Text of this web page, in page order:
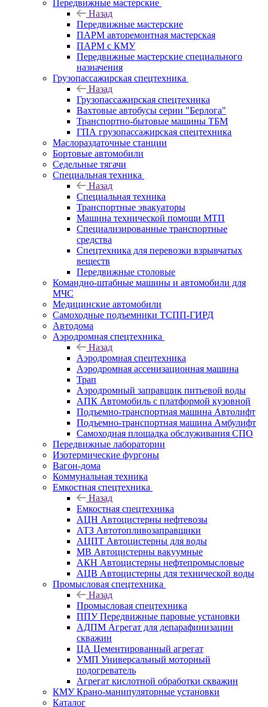
Передвижные мастерские
Назад
Передвижные мастерские
ПАРМ авторемонтная мастерская
ПАРМ с КМУ
Передвижные мастерские специального
назначения
Грузопассажирская спецтехника
Назад
Грузопассажирская спецтехника
Вахтовые автобусы серии "Берлога"
Транспортно-бытовые машины ТБМ
ГПА грузопассажирская спецтехника
Маслораздаточные станции
Бортовые автомобили
Седельные тягачи
Специальная техника
Назад
Специальная техника
Транспортные эвакуаторы
Машина технической помощи МТП
Специализированные транспортные
средства
Спецтехника для перевозки взрывчатых
веществ
Передвижные столовые
Командно-штабные машины и автомобили для
МЧС
Медицинские автомобили
Самоходные подъемники ТСПП-ГИРД
Автодома
Аэродромная спецтехника
Назад
Аэродромная спецтехника
Аэродромная ассенизационная машина
Трап
Аэродромный заправщик питьевой воды
АПК Автомобиль с платформой кузовной
Подъемно-транспортная машина Автолифт
Подъемно-транспортная машина Амбулифт
Самоходная площадка обслуживания СПО
Передвижные лаборатории
Изотермические фургоны
Вагон-дома
Коммунальная техника
Емкостная спецтехника
Назад
Емкостная спецтехника
АЦН Автоцистерны нефтевозы
АТЗ Автотопливозаправщики
АЦПТ Автоцистерны для воды
МВ Автоцистерны вакуумные
АКН Автоцистерны нефтепромысловые
АЦВ Автоцистерны для технической воды
Промысловая спецтехника
Назад
Промысловая спецтехника
ППУ Передвижные паровые установки
АДПМ Агрегат для депарафинизации
скважин
ЦА Цементированный агрегат
УМП Универсальный моторный
подогреватель
Агрегат кислотной обработки скважин
КМУ Крано-манипуляторные установки
Каталог